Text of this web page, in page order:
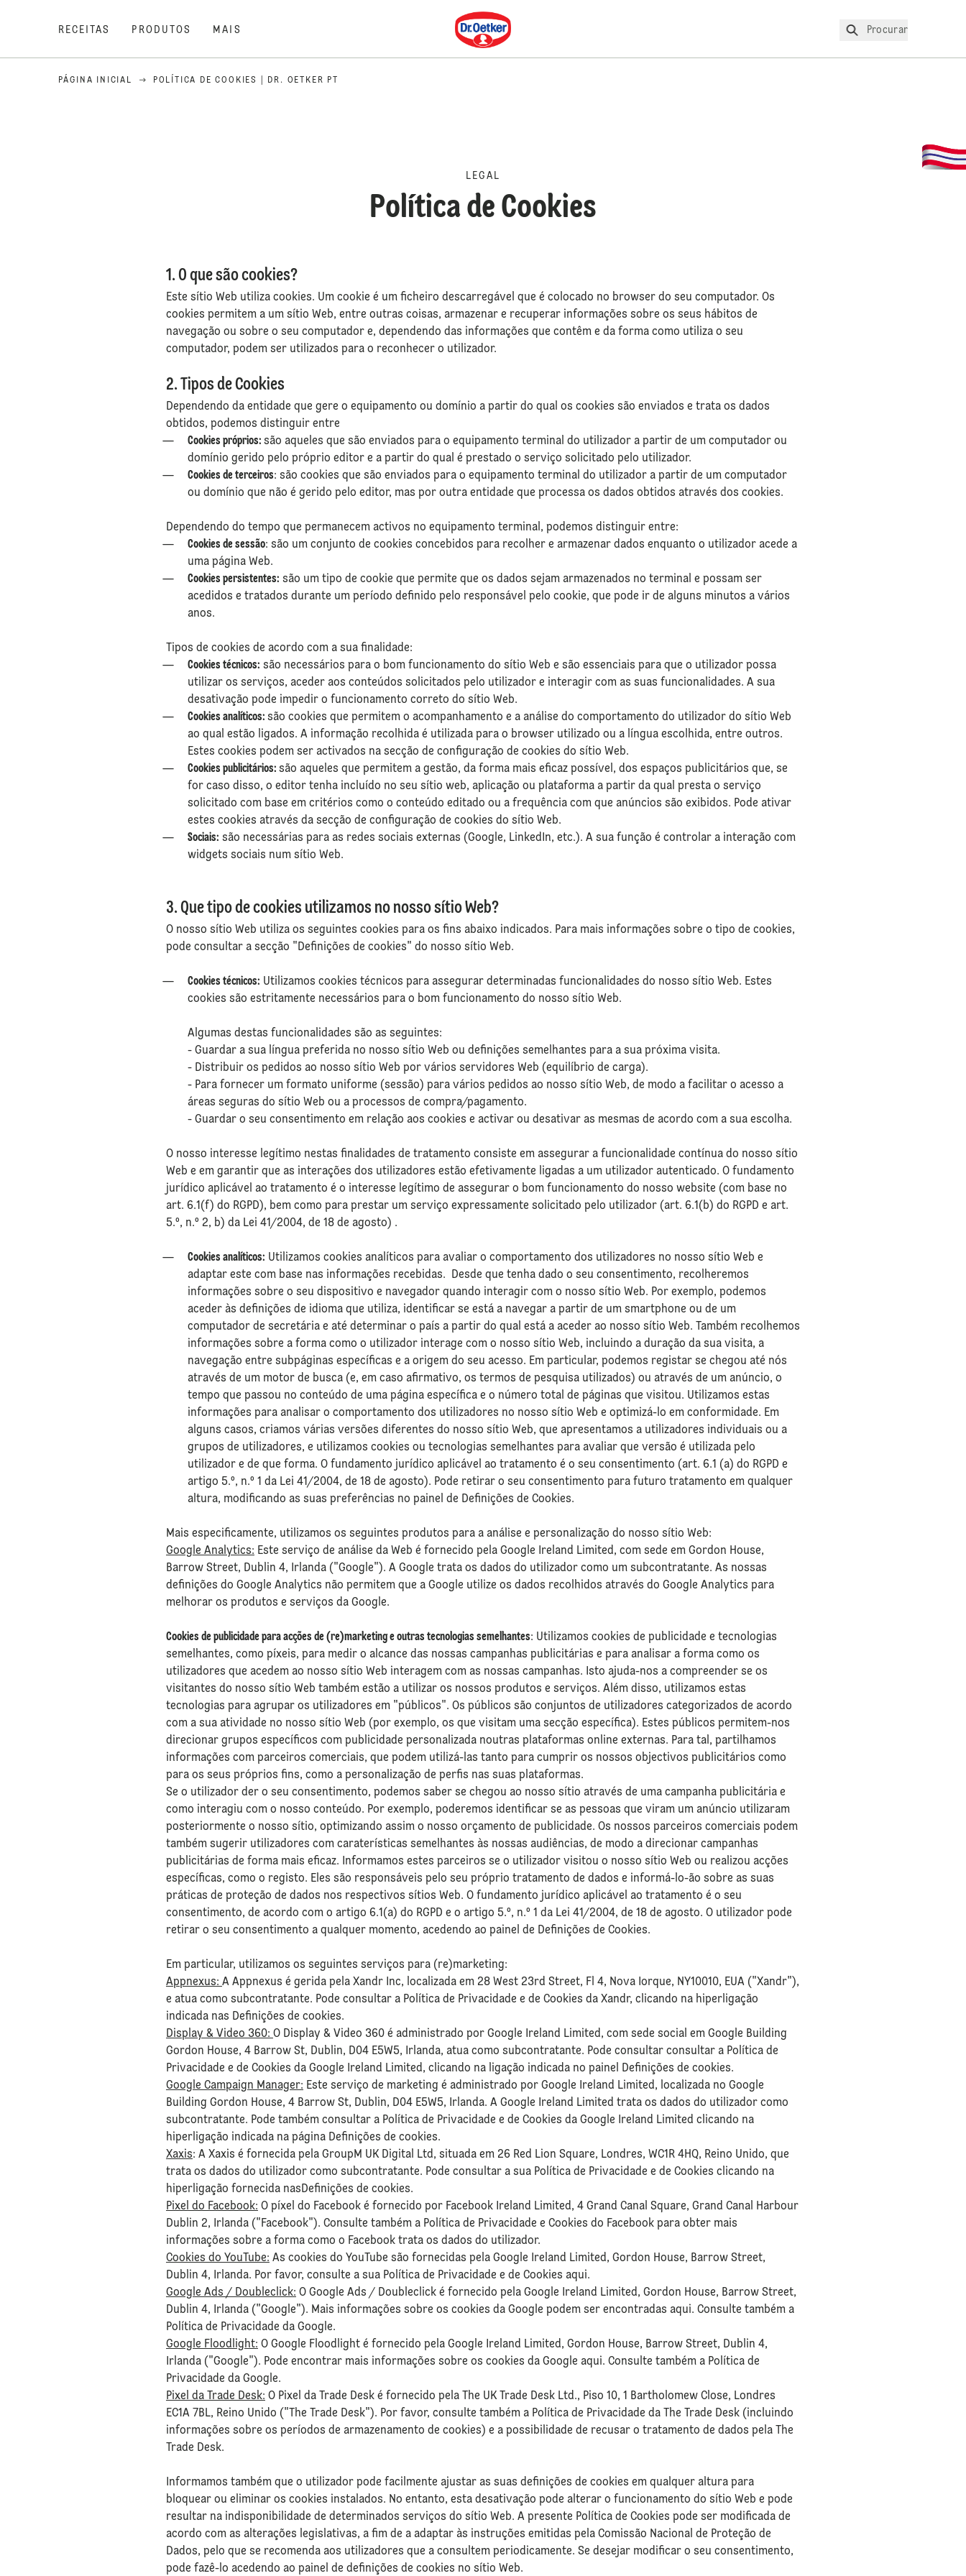
RECEITAS PRODUTOS MAIS
Dr. Oetker
Procurar
PÁGINA INICIAL POLÍTICA DE COOKIES | DR. OETKER PT
LEGAL
Política de Cookies
1. O que são cookies?
Este sítio Web utiliza cookies. Um cookie é um ficheiro descarregável que é colocado no browser do seu computador. Os
cookies permitem a um sítio Web, entre outras coisas, armazenar e recuperar informações sobre os seus hábitos de
navegação ou sobre o seu computador e, dependendo das informações que contêm e da forma como utiliza o seu
computador, podem ser utilizados para o reconhecer o utilizador.
2. Tipos de Cookies
Dependendo da entidade que gere o equipamento ou domínio a partir do qual os cookies são enviados e trata os dados
obtidos, podemos distinguir entre
Cookies próprios: são aqueles que são enviados para o equipamento terminal do utilizador a partir de um computador ou
domínio gerido pelo próprio editor e a partir do qual é prestado o serviço solicitado pelo utilizador.
Cookies de terceiros: são cookies que são enviados para o equipamento terminal do utilizador a partir de um computador
ou domínio que não é gerido pelo editor, mas por outra entidade que processa os dados obtidos através dos cookies.
Dependendo do tempo que permanecem activos no equipamento terminal, podemos distinguir entre:
Cookies de sessão: são um conjunto de cookies concebidos para recolher e armazenar dados enquanto o utilizador acede a
uma página Web.
Cookies persistentes: são um tipo de cookie que permite que os dados sejam armazenados no terminal e possam ser
acedidos e tratados durante um período definido pelo responsável pelo cookie, que pode ir de alguns minutos a vários
anos.
Tipos de cookies de acordo com a sua finalidade:
Cookies técnicos: são necessários para o bom funcionamento do sítio Web e são essenciais para que o utilizador possa
utilizar os serviços, aceder aos conteúdos solicitados pelo utilizador e interagir com as suas funcionalidades. A sua
desativação pode impedir o funcionamento correto do sítio Web.
Cookies analíticos: são cookies que permitem o acompanhamento e a análise do comportamento do utilizador do sítio Web
ao qual estão ligados. A informação recolhida é utilizada para o browser utilizado ou a língua escolhida, entre outros.
Estes cookies podem ser activados na secção de configuração de cookies do sítio Web.
Cookies publicitários: são aqueles que permitem a gestão, da forma mais eficaz possível, dos espaços publicitários que, se
for caso disso, o editor tenha incluído no seu sítio web, aplicação ou plataforma a partir da qual presta o serviço
solicitado com base em critérios como o conteúdo editado ou a frequência com que anúncios são exibidos. Pode ativar
estes cookies através da secção de configuração de cookies do sítio Web.
Sociais: são necessárias para as redes sociais externas (Google, LinkedIn, etc.). A sua função é controlar a interação com
widgets sociais num sítio Web.
3. Que tipo de cookies utilizamos no nosso sítio Web?
O nosso sítio Web utiliza os seguintes cookies para os fins abaixo indicados. Para mais informações sobre o tipo de cookies,
pode consultar a secção "Definições de cookies" do nosso sítio Web.
Cookies técnicos: Utilizamos cookies técnicos para assegurar determinadas funcionalidades do nosso sítio Web. Estes
cookies são estritamente necessários para o bom funcionamento do nosso sítio Web.
Algumas destas funcionalidades são as seguintes:
⁠- Guardar a sua língua preferida no nosso sítio Web ou definições semelhantes para a sua próxima visita.
⁠- Distribuir os pedidos ao nosso sítio Web por vários servidores Web (equilíbrio de carga).
⁠- Para fornecer um formato uniforme (sessão) para vários pedidos ao nosso sítio Web, de modo a facilitar o acesso a
áreas seguras do sítio Web ou a processos de compra/pagamento.
⁠- Guardar o seu consentimento em relação aos cookies e activar ou desativar as mesmas de acordo com a sua escolha.
O nosso interesse legítimo nestas finalidades de tratamento consiste em assegurar a funcionalidade contínua do nosso sítio
Web e em garantir que as interações dos utilizadores estão efetivamente ligadas a um utilizador autenticado. O fundamento
jurídico aplicável ao tratamento é o interesse legítimo de assegurar o bom funcionamento do nosso website (com base no
art. 6.1(f) do RGPD), bem como para prestar um serviço expressamente solicitado pelo utilizador (art. 6.1(b) do RGPD e art.
5.º, n.º 2, b) da Lei 41/2004, de 18 de agosto) .
Cookies analíticos: Utilizamos cookies analíticos para avaliar o comportamento dos utilizadores no nosso sítio Web e
adaptar este com base nas informações recebidas. Desde que tenha dado o seu consentimento, recolheremos
informações sobre o seu dispositivo e navegador quando interagir com o nosso sítio Web. Por exemplo, podemos
aceder às definições de idioma que utiliza, identificar se está a navegar a partir de um smartphone ou de um
computador de secretária e até determinar o país a partir do qual está a aceder ao nosso sítio Web. Também recolhemos
informações sobre a forma como o utilizador interage com o nosso sítio Web, incluindo a duração da sua visita, a
navegação entre subpáginas específicas e a origem do seu acesso. Em particular, podemos registar se chegou até nós
através de um motor de busca (e, em caso afirmativo, os termos de pesquisa utilizados) ou através de um anúncio, o
tempo que passou no conteúdo de uma página específica e o número total de páginas que visitou. Utilizamos estas
informações para analisar o comportamento dos utilizadores no nosso sítio Web e optimizá-lo em conformidade. Em
alguns casos, criamos várias versões diferentes do nosso sítio Web, que apresentamos a utilizadores individuais ou a
grupos de utilizadores, e utilizamos cookies ou tecnologias semelhantes para avaliar que versão é utilizada pelo
utilizador e de que forma. O fundamento jurídico aplicável ao tratamento é o seu consentimento (art. 6.1 (a) do RGPD e
artigo 5.º, n.º 1 da Lei 41/2004, de 18 de agosto). Pode retirar o seu consentimento para futuro tratamento em qualquer
altura, modificando as suas preferências no painel de Definições de Cookies.
Mais especificamente, utilizamos os seguintes produtos para a análise e personalização do nosso sítio Web:
Google Analytics: Este serviço de análise da Web é fornecido pela Google Ireland Limited, com sede em Gordon House,
Barrow Street, Dublin 4, Irlanda ("Google"). A Google trata os dados do utilizador como um subcontratante. As nossas
definições do Google Analytics não permitem que a Google utilize os dados recolhidos através do Google Analytics para
melhorar os produtos e serviços da Google.
Cookies de publicidade para acções de (re)marketing e outras tecnologias semelhantes: Utilizamos cookies de publicidade e tecnologias
semelhantes, como píxeis, para medir o alcance das nossas campanhas publicitárias e para analisar a forma como os
utilizadores que acedem ao nosso sítio Web interagem com as nossas campanhas. Isto ajuda-nos a compreender se os
visitantes do nosso sítio Web também estão a utilizar os nossos produtos e serviços. Além disso, utilizamos estas
tecnologias para agrupar os utilizadores em "públicos". Os públicos são conjuntos de utilizadores categorizados de acordo
com a sua atividade no nosso sítio Web (por exemplo, os que visitam uma secção específica). Estes públicos permitem-nos
direcionar grupos específicos com publicidade personalizada noutras plataformas online externas. Para tal, partilhamos
informações com parceiros comerciais, que podem utilizá-las tanto para cumprir os nossos objectivos publicitários como
para os seus próprios fins, como a personalização de perfis nas suas plataformas.
Se o utilizador der o seu consentimento, podemos saber se chegou ao nosso sítio através de uma campanha publicitária e
como interagiu com o nosso conteúdo. Por exemplo, poderemos identificar se as pessoas que viram um anúncio utilizaram
posteriormente o nosso sítio, optimizando assim o nosso orçamento de publicidade. Os nossos parceiros comerciais podem
também sugerir utilizadores com caraterísticas semelhantes às nossas audiências, de modo a direcionar campanhas
publicitárias de forma mais eficaz. Informamos estes parceiros se o utilizador visitou o nosso sítio Web ou realizou acções
específicas, como o registo. Eles são responsáveis pelo seu próprio tratamento de dados e informá-lo-ão sobre as suas
práticas de proteção de dados nos respectivos sítios Web. O fundamento jurídico aplicável ao tratamento é o seu
consentimento, de acordo com o artigo 6.1(a) do RGPD e o artigo 5.º, n.º 1 da Lei 41/2004, de 18 de agosto. O utilizador pode
retirar o seu consentimento a qualquer momento, acedendo ao painel de Definições de Cookies.
Em particular, utilizamos os seguintes serviços para (re)marketing:
Appnexus: A Appnexus é gerida pela Xandr Inc, localizada em 28 West 23rd Street, Fl 4, Nova Iorque, NY10010, EUA ("Xandr"),
e atua como subcontratante. Pode consultar a Política de Privacidade e de Cookies da Xandr, clicando na hiperligação
indicada nas Definições de cookies.
Display & Video 360: O Display & Video 360 é administrado por Google Ireland Limited, com sede social em Google Building
Gordon House, 4 Barrow St, Dublin, D04 E5W5, Irlanda, atua como subcontratante. Pode consultar consultar a Política de
Privacidade e de Cookies da Google Ireland Limited, clicando na ligação indicada no painel Definições de cookies.
Google Campaign Manager: Este serviço de marketing é administrado por Google Ireland Limited, localizada no Google
Building Gordon House, 4 Barrow St, Dublin, D04 E5W5, Irlanda. A Google Ireland Limited trata os dados do utilizador como
subcontratante. Pode também consultar a Política de Privacidade e de Cookies da Google Ireland Limited clicando na
hiperligação indicada na página Definições de cookies.
Xaxis: A Xaxis é fornecida pela GroupM UK Digital Ltd, situada em 26 Red Lion Square, Londres, WC1R 4HQ, Reino Unido, que
trata os dados do utilizador como subcontratante. Pode consultar a sua Política de Privacidade e de Cookies clicando na
hiperligação fornecida nasDefinições de cookies.
Pixel do Facebook: O píxel do Facebook é fornecido por Facebook Ireland Limited, 4 Grand Canal Square, Grand Canal Harbour
Dublin 2, Irlanda ("Facebook"). Consulte também a Política de Privacidade e Cookies do Facebook para obter mais
informações sobre a forma como o Facebook trata os dados do utilizador.
Cookies do YouTube: As cookies do YouTube são fornecidas pela Google Ireland Limited, Gordon House, Barrow Street,
Dublin 4, Irlanda. Por favor, consulte a sua Política de Privacidade e de Cookies aqui.
Google Ads / Doubleclick: O Google Ads / Doubleclick é fornecido pela Google Ireland Limited, Gordon House, Barrow Street,
Dublin 4, Irlanda ("Google"). Mais informações sobre os cookies da Google podem ser encontradas aqui. Consulte também a
Política de Privacidade da Google.
Google Floodlight: O Google Floodlight é fornecido pela Google Ireland Limited, Gordon House, Barrow Street, Dublin 4,
Irlanda ("Google"). Pode encontrar mais informações sobre os cookies da Google aqui. Consulte também a Política de
Privacidade da Google.
Pixel da Trade Desk: O Pixel da Trade Desk é fornecido pela The UK Trade Desk Ltd., Piso 10, 1 Bartholomew Close, Londres
EC1A 7BL, Reino Unido ("The Trade Desk"). Por favor, consulte também a Política de Privacidade da The Trade Desk (incluindo
informações sobre os períodos de armazenamento de cookies) e a possibilidade de recusar o tratamento de dados pela The
Trade Desk.
Informamos também que o utilizador pode facilmente ajustar as suas definições de cookies em qualquer altura para
bloquear ou eliminar os cookies instalados. No entanto, esta desativação pode alterar o funcionamento do sítio Web e pode
resultar na indisponibilidade de determinados serviços do sítio Web. A presente Política de Cookies pode ser modificada de
acordo com as alterações legislativas, a fim de a adaptar às instruções emitidas pela Comissão Nacional de Proteção de
Dados, pelo que se recomenda aos utilizadores que a consultem periodicamente. Se desejar modificar o seu consentimento,
pode fazê-lo acedendo ao painel de definições de cookies no sítio Web.